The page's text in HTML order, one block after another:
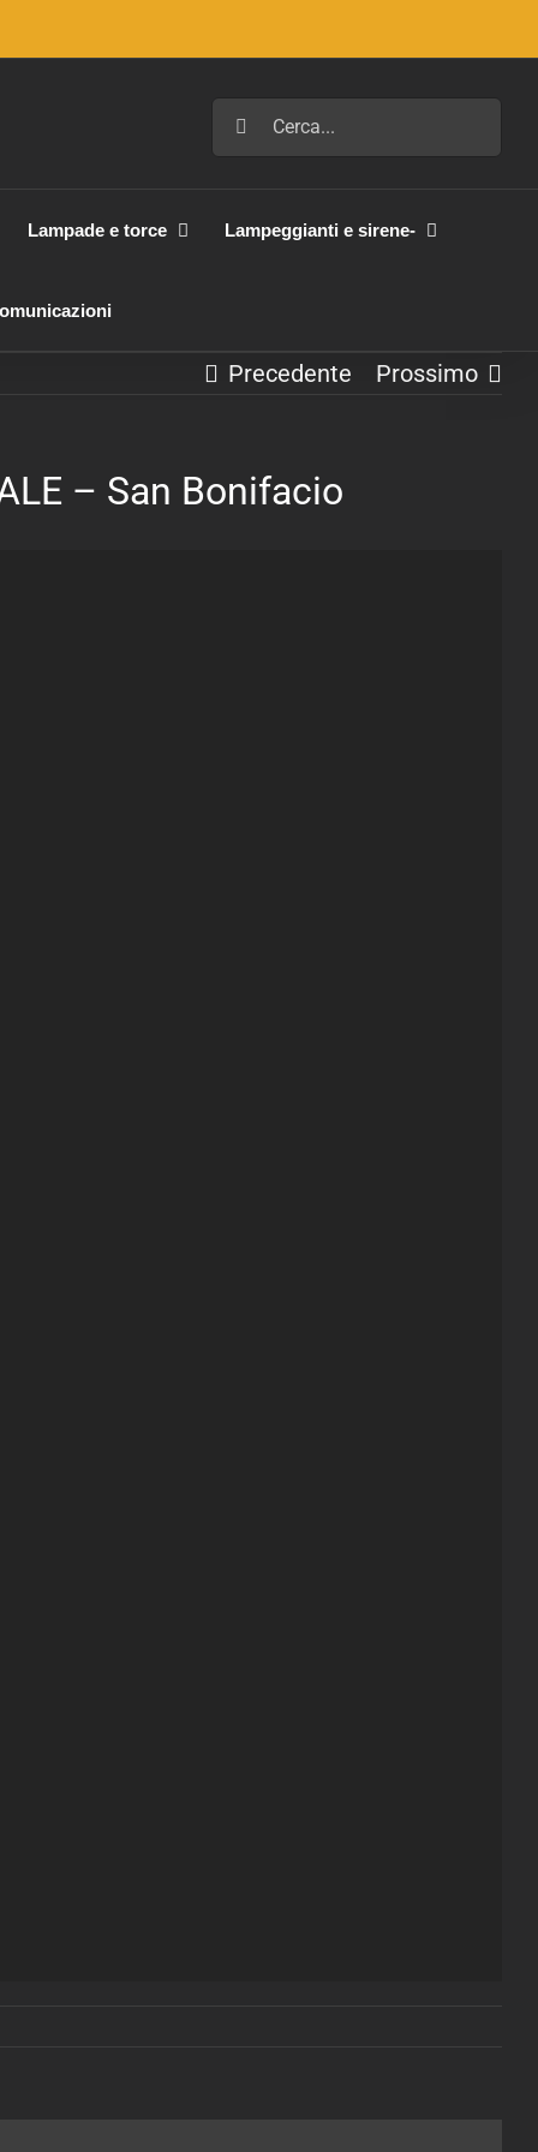
Cerca
per:
Lampade e torce Lampeggianti e sirene-
Precedente Prossimo
– San Bonifacio